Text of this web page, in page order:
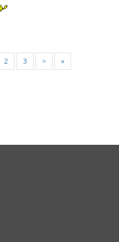
2 3 > »